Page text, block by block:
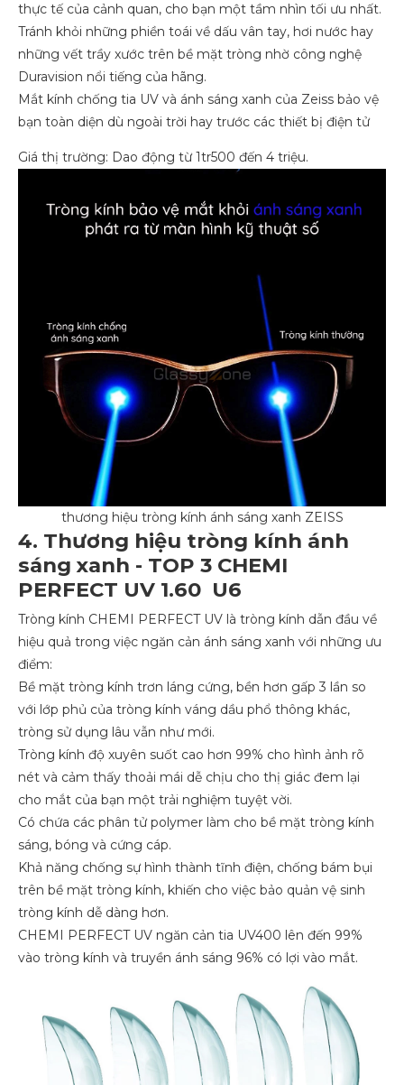
thực tế của cảnh quan, cho bạn một tầm nhìn tối ưu nhất.
Tránh khỏi những phiền toái về dấu vân tay, hơi nước hay
những vết trầy xước trên bề mặt tròng nhờ công nghệ
Duravision nổi tiếng của hãng.
Mắt kính chống tia UV và ánh sáng xanh của Zeiss bảo vệ
bạn toàn diện dù ngoài trời hay trước các thiết bị điện tử
Giá thị trường: Dao động từ 1tr500 đến 4 triệu.
thương hiệu tròng kính ánh sáng xanh ZEISS
4. Thương hiệu tròng kính ánh
sáng xanh - TOP 3 CHEMI
PERFECT UV 1.60 U6
Tròng kính CHEMI PERFECT UV là tròng kính dẫn đầu về
hiệu quả trong việc ngăn cản ánh sáng xanh với những ưu
điểm:
Bề mặt tròng kính trơn láng cứng, bền hơn gấp 3 lần so
với lớp phủ của tròng kính váng dầu phổ thông khác,
tròng sử dụng lâu vẫn như mới.
Tròng kính độ xuyên suốt cao hơn 99% cho hình ảnh rõ
nét và cảm thấy thoải mái dễ chịu cho thị giác đem lại
cho mắt của bạn một trải nghiệm tuyệt vời.
Có chứa các phân tử polymer làm cho bề mặt tròng kính
sáng, bóng và cứng cáp.
Khả năng chống sự hình thành tĩnh điện, chống bám bụi
trên bề mặt tròng kính, khiến cho việc bảo quản vệ sinh
tròng kính dễ dàng hơn.
CHEMI PERFECT UV ngăn cản tia UV400 lên đến 99%
vào tròng kính và truyền ánh sáng 96% có lợi vào mắt.